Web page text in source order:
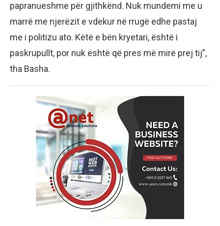
papranueshme për gjithkënd. Nuk mundemi me u
marrë me njerëzit e vdekur në rrugë edhe pastaj
me i politizu ato. Këtë e bën kryetari, është i
paskrupullt, por nuk është që pres më mirë prej tij”,
tha Basha.